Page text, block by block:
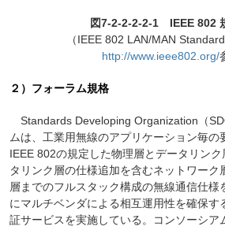
図7-2-2-2-2-1 IEEE 802
（IEEE 802 LAN/MAN
http://www.ieee802.org/
２）フォーラム規格
Standards Developing Organization（
ムは、工業用無線のアプリケーション毎の
IEEE 802の規定した物理層とデータリン
タリンク層の仕様追加を含むネットワーク
層までのフルスタック構成の無線通信仕様
にマルチベンダによる相互運用性を確保す
証サービスを実施している。コンソーシア